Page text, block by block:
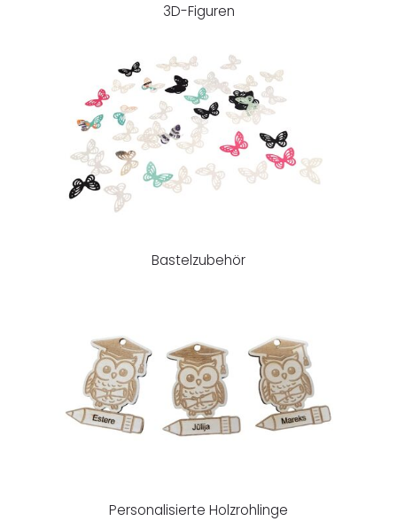
3D-Figuren
Bastelzubehör
Personalisierte Holzrohlinge